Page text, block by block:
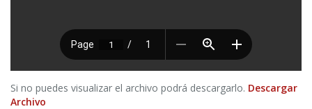
Si no puedes visualizar el archivo podrá descargarlo. Descargar
Archivo